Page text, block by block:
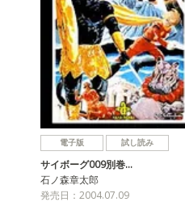
電子版 試し読み
サイボーグ009別巻…
石ノ森章太郎
発売日：2004.07.09